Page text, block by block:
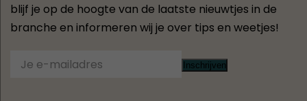
blijf je op de hoogte van de laatste nieuwtjes in de
branche en informeren wij je over tips en weetjes!
Inschrijven